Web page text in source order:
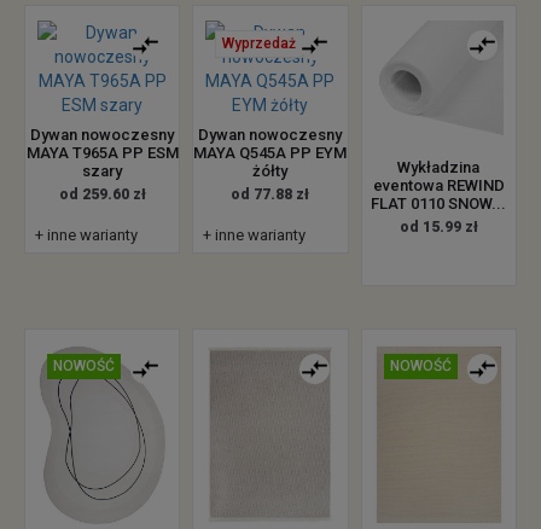
Dywan nowoczesny
MAYA T965A PP ESM
szary
od 259.60 zł
+ inne warianty
Wyprzedaż
Dywan nowoczesny
MAYA Q545A PP EYM
żółty
od 77.88 zł
+ inne warianty
Wykładzina
eventowa REWIND
FLAT 0110 SNOW...
od 15.99 zł
NOWOŚĆ NOWOŚĆ